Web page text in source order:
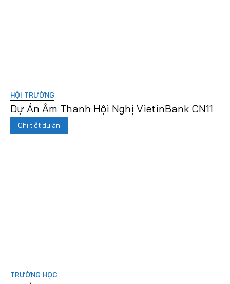
HỘI TRƯỜNG
Dự Án Âm Thanh Hội Nghị VietinBank CN11
Chi tiết dự án
TRƯỜNG HỌC